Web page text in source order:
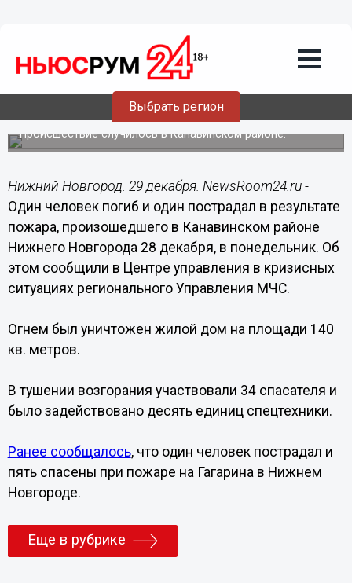
Выбрать регион
29.12.202008:12
Один человек погиб при пожаре в
жилом доме в Нижнем Новгороде
Происшествие случилось в Канавинском районе.
Нижний Новгород. 29 декабря. NewsRoom24.ru -
Один человек погиб и один пострадал в результате
пожара, произошедшего в Канавинском районе
Нижнего Новгорода 28 декабря, в понедельник. Об
этом сообщили в Центре управления в кризисных
ситуациях регионального Управления МЧС.
Огнем был уничтожен жилой дом на площади 140
кв. метров.
В тушении возгорания участвовали 34 спасателя и
было задействовано десять единиц спецтехники.
Ранее сообщалось, что один человек пострадал и
пять спасены при пожаре на Гагарина в Нижнем
Новгороде.
Еще в рубрике